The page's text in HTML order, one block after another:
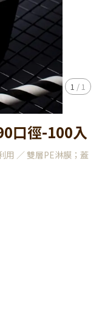
1 / 1
口徑-100入
用 ／ 雙層PE淋膜；蓋